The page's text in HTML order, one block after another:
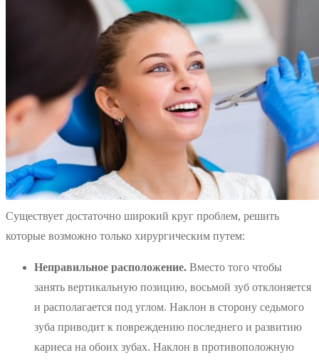
Существует достаточно широкий круг проблем, решить
которые возможно только хирургическим путем:
Неправильное расположение. Вместо того чтобы
занять вертикальную позицию, восьмой зуб отклоняется
и располагается под углом. Наклон в сторону седьмого
зуба приводит к повреждению последнего и развитию
кариеса на обоих зубах. Наклон в противоположную